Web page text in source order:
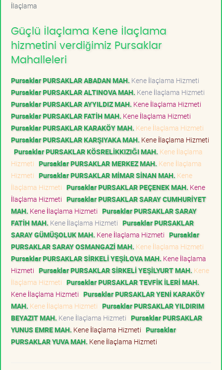
İlaçlama
Güçlü İlaçlama Kene İlaçlama
hizmetini verdiğimiz Pursaklar
Mahalleleri
Pursaklar PURSAKLAR ABADAN MAH. Kene İlaçlama Hizmeti
Pursaklar PURSAKLAR ALTINOVA MAH. Kene İlaçlama Hizmeti
Pursaklar PURSAKLAR AYYILDIZ MAH. Kene İlaçlama Hizmeti
Pursaklar PURSAKLAR FATİH MAH. Kene İlaçlama Hizmeti
Pursaklar PURSAKLAR KARAKÖY MAH. Kene İlaçlama Hizmeti
Pursaklar PURSAKLAR KARŞIYAKA MAH. Kene İlaçlama Hizmeti
Pursaklar PURSAKLAR KÖSRELİKKIZIĞI MAH. Kene İlaçlama
Hizmeti Pursaklar PURSAKLAR MERKEZ MAH. Kene İlaçlama
Hizmeti Pursaklar PURSAKLAR MİMAR SİNAN MAH. Kene
İlaçlama Hizmeti Pursaklar PURSAKLAR PEÇENEK MAH. Kene
İlaçlama Hizmeti Pursaklar PURSAKLAR SARAY CUMHURİYET
MAH. Kene İlaçlama Hizmeti Pursaklar PURSAKLAR SARAY
FATİH MAH. Kene İlaçlama Hizmeti Pursaklar PURSAKLAR
SARAY GÜMÜŞOLUK MAH. Kene İlaçlama Hizmeti Pursaklar
PURSAKLAR SARAY OSMANGAZİ MAH. Kene İlaçlama Hizmeti
Pursaklar PURSAKLAR SİRKELİ YEŞİLOVA MAH. Kene İlaçlama
Hizmeti Pursaklar PURSAKLAR SİRKELİ YEŞİLYURT MAH. Kene
İlaçlama Hizmeti Pursaklar PURSAKLAR TEVFİK İLERİ MAH.
Kene İlaçlama Hizmeti Pursaklar PURSAKLAR YENİ KARAKÖY
MAH. Kene İlaçlama Hizmeti Pursaklar PURSAKLAR YILDIRIM
BEYAZIT MAH. Kene İlaçlama Hizmeti Pursaklar PURSAKLAR
YUNUS EMRE MAH. Kene İlaçlama Hizmeti Pursaklar
PURSAKLAR YUVA MAH. Kene İlaçlama Hizmeti